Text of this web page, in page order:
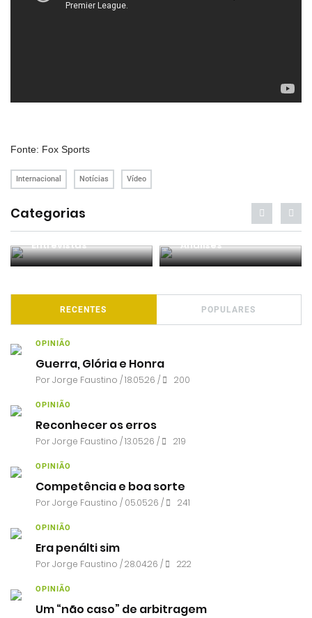
Fonte: Fox Sports
Internacional Notícias Vídeo
Categorias
Entrevistas Análises
RECENTES POPULARES
OPINIÃO
Guerra, Glória e Honra
PorJorge Faustino / 18.05.26 / 200
OPINIÃO
Reconhecer os erros
PorJorge Faustino / 13.05.26 / 219
OPINIÃO
Competência e boa sorte
PorJorge Faustino / 05.05.26 / 241
OPINIÃO
Era penálti sim
PorJorge Faustino / 28.04.26 / 222
OPINIÃO
Um “não caso” de arbitragem